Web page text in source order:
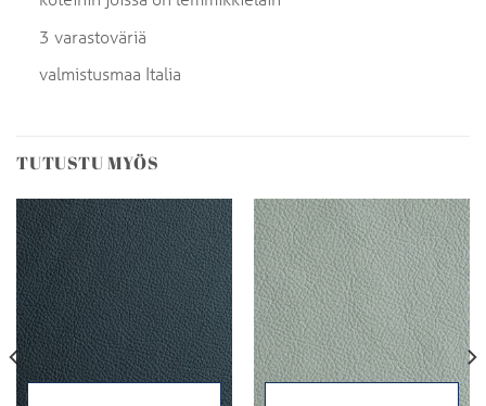
3 varastoväriä
valmistusmaa Italia
TUTUSTU MYÖS